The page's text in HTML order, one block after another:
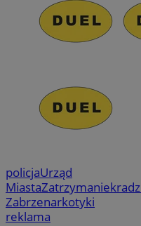
policjaUrząd
MiastaZatrzymanie
Zabrzenarkotyki
reklama